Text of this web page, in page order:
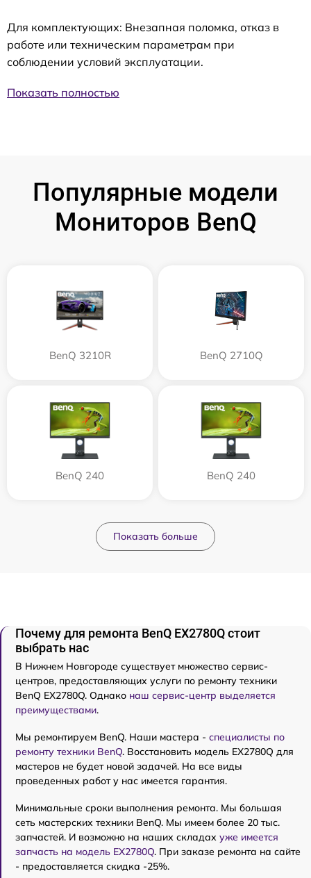
Для комплектующих: Внезапная поломка, отказ в
работе или техническим параметрам при
соблюдении условий эксплуатации.
Показать полностью
Популярные модели
Мониторов BenQ
BenQ 3210R BenQ 2710Q
BenQ 240 BenQ 240
Показать больше
Почему для ремонта BenQ EX2780Q стоит
выбрать нас
В Нижнем Новгороде существует множество сервис-
центров, предоставляющих услуги по ремонту техники
BenQ EX2780Q. Однако наш сервис-центр выделяется
преимуществами.
Мы ремонтируем BenQ. Наши мастера - специалисты по
ремонту техники BenQ. Восстановить модель EX2780Q для
мастеров не будет новой задачей. На все виды
проведенных работ у нас имеется гарантия.
Минимальные сроки выполнения ремонта. Мы большая
сеть мастерских техники BenQ. Мы имеем более 20 тыс.
запчастей. И возможно на наших складах уже имеется
запчасть на модель EX2780Q. При заказе ремонта на сайте
- предоставляется скидка -25%.